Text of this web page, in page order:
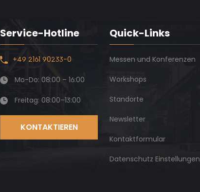
Service-Hotline
+49 2161 90233-0
Mo-Do: 08:00 – 16:00
Freitag: 08:00–13:00
KONTAKTIEREN
Quick-Links
Messen und Konferenzen
Workshops
Standorte
Newsletter
Kontaktformular
Datenschutz Einstellungen